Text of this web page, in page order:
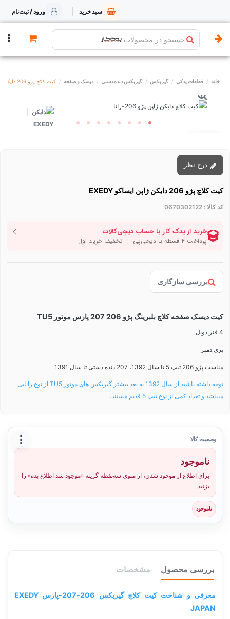
سبد خرید ورود / ثبت‌نام
جستجو در محصولات
خانه قطعات یدکی گیربکس گیربکس دنده دستی دیسک و صفحه کیت کلاچ پژو 206 دایکن ژاپن ایساکو EXEDY
کیت کلاچ پژو 206 دایکن ژاپن ایساکو EXEDY
کد کالا : 0670302122
بررسی سازگاری
کیت دیسک صفحه کلاچ بلبرینگ پژو 206 207 پارس موتور TU5
4 فنر دوبل
پری دمپر
مناسب پژو 206 تیپ 5 تا سال 1392، 207 دنده دستی تا سال 1391
توجه داشته باشید از سال 1392 به بعد بیشتر گیربکس های موتور TU5 از نوع رانایی
میباشد و تعداد کمی از نوع تیپ 5 قدیم هستند.
⋮ وضعیت کالا
ناموجود
برای اطلاع از موجود شدن، از منوی سه‌نقطه گزینه «موجود شد اطلاع بده» را
بزنید.
ناموجود
بررسی محصول مشخصات
معرفی و شناخت کیت کلاچ گیربکس 206-207-پارس EXEDY
JAPAN